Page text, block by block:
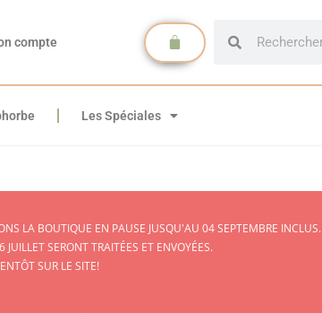
compte
Les Spéciales
LA BOUTIQUE EN PAUSE JUSQU'AU 04 SEPTEMBRE INCLUS.
SERONT TRAITÉES ET ENVOYÉES.
SUR LE SITE!